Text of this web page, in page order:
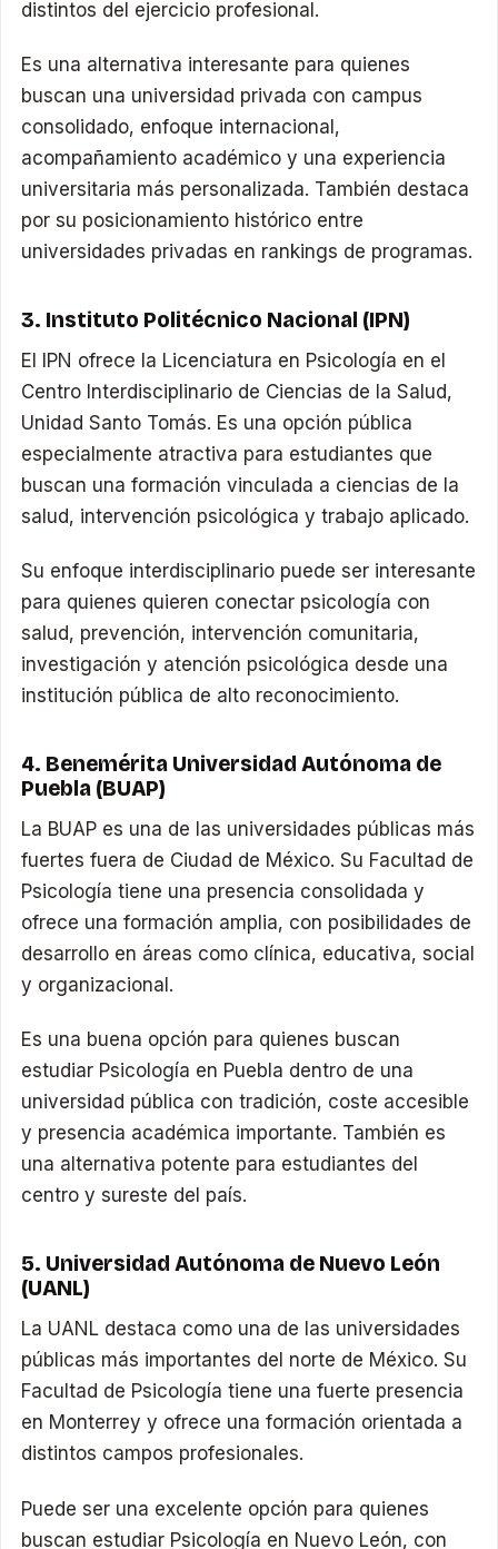
distintos del ejercicio profesional.
Es una alternativa interesante para quienes
buscan una universidad privada con campus
consolidado, enfoque internacional,
acompañamiento académico y una experiencia
universitaria más personalizada. También destaca
por su posicionamiento histórico entre
universidades privadas en rankings de programas.
3. Instituto Politécnico Nacional (IPN)
El IPN ofrece la Licenciatura en Psicología en el
Centro Interdisciplinario de Ciencias de la Salud,
Unidad Santo Tomás. Es una opción pública
especialmente atractiva para estudiantes que
buscan una formación vinculada a ciencias de la
salud, intervención psicológica y trabajo aplicado.
Su enfoque interdisciplinario puede ser interesante
para quienes quieren conectar psicología con
salud, prevención, intervención comunitaria,
investigación y atención psicológica desde una
institución pública de alto reconocimiento.
4. Benemérita Universidad Autónoma de
Puebla (BUAP)
La BUAP es una de las universidades públicas más
fuertes fuera de Ciudad de México. Su Facultad de
Psicología tiene una presencia consolidada y
ofrece una formación amplia, con posibilidades de
desarrollo en áreas como clínica, educativa, social
y organizacional.
Es una buena opción para quienes buscan
estudiar Psicología en Puebla dentro de una
universidad pública con tradición, coste accesible
y presencia académica importante. También es
una alternativa potente para estudiantes del
centro y sureste del país.
5. Universidad Autónoma de Nuevo León
(UANL)
La UANL destaca como una de las universidades
públicas más importantes del norte de México. Su
Facultad de Psicología tiene una fuerte presencia
en Monterrey y ofrece una formación orientada a
distintos campos profesionales.
Puede ser una excelente opción para quienes
buscan estudiar Psicología en Nuevo León, con